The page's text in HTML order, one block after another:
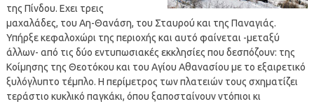
της Πίνδου. Εχει τρεις
μαχαλάδες, του Αη-Θανάση, του Σταυρού και της Παναγιάς.
Υπήρξε κεφαλοχώρι της περιοχής και αυτό φαίνεται -μεταξύ
άλλων- από τις δύο εντυπωσιακές εκκλησίες που δεσπόζουν: της
Κοίμησης της Θεοτόκου και του Αγίου Αθανασίου με το εξαιρετικό
ξυλόγλυπτο τέμπλο. Η περίμετρος των πλατειών τους σχηματίζει
τεράστιο κυκλικό παγκάκι, όπου ξαποσταίνουν ντόπιοι κι